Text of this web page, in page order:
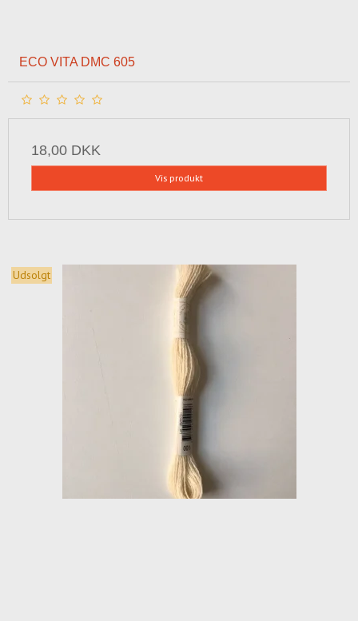
ECO VITA DMC 605
18,00 DKK
Vis produkt
Udsolgt